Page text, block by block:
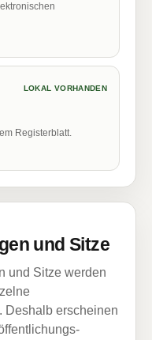
LOKAL VORHANDEN
Registerblatt.
und Sitze
und Sitze werden
Deshalb erscheinen